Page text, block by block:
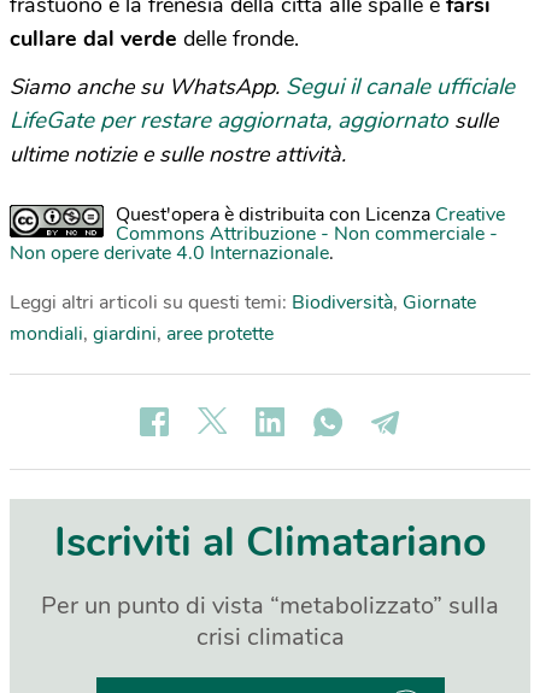
cullare dal verde delle fronde.
Siamo anche su WhatsApp. Segui il canale ufficiale
LifeGate per restare aggiornata, aggiornato sulle
ultime notizie e sulle nostre attività.
Quest'opera è distribuita con Licenza Creative
Commons Attribuzione - Non commerciale -
Non opere derivate 4.0 Internazionale.
Leggi altri articoli su questi temi: Biodiversità, Giornate
mondiali, giardini, aree protette
Iscriviti al Climatariano
Per un punto di vista “metabolizzato” sulla
crisi climatica